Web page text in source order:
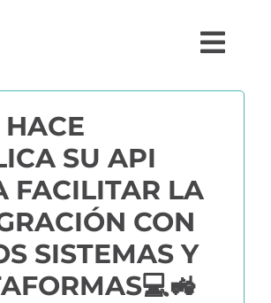
SU API
FACILITAR LA
CON
SISTEMAS Y